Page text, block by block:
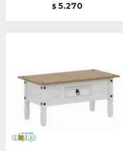
$ 5.270